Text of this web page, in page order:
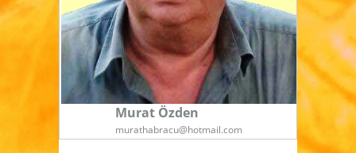
Murat Özden
murathabracu@hotmail.com